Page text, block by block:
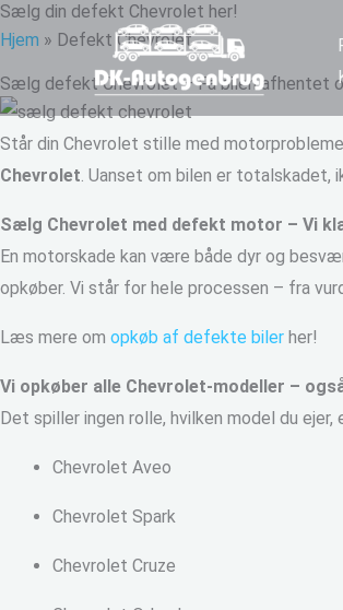
Gå
til
indholdet
Sælg din defekt Chevrolet her!
Hjem » Defekt Chevrolet
Sælg defekt Chevrolet – Få bilen afhentet
Står din Chevrolet stille med
Chevrolet. Uanset om bilen er totalskadet,
Sælg Chevrolet med defekt motor – Vi
En motorskade kan være både dyr og
opkøber. Vi står for hele processen – fra
Læs mere om opkøb af defekte biler her!
Vi opkøber alle Chevrolet-modeller –
Det spiller ingen rolle, hvilken model du
Chevrolet Aveo
Chevrolet Spark
Chevrolet Cruze